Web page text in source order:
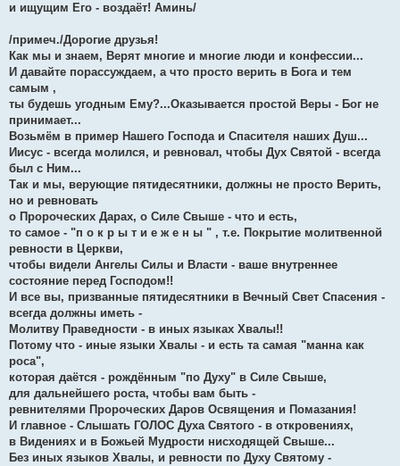
и ищущим Его - воздаёт! Аминь/
/примеч./Дорогие друзья!
Как мы и знаем, Верят многие и многие люди и конфессии...
И давайте порассуждаем, а что просто верить в Бога и тем
самым ,
ты будешь угодным Ему?...Оказывается простой Веры - Бог не
принимает...
Возьмём в пример Нашего Господа и Спасителя наших Душ...
Иисус - всегда молился, и ревновал, чтобы Дух Святой - всегда
был с Ним...
Так и мы, верующие пятидесятники, должны не просто Верить,
но и ревновать
о Пророческих Дарах, о Силе Свыше - что и есть,
то самое - "п о к р ы т и е ж е н ы " , т.е. Покрытие молитвенной
ревности в Церкви,
чтобы видели Ангелы Силы и Власти - ваше внутреннее
состояние перед Господом!!
И все вы, призванные пятидесятники в Вечный Свет Спасения -
всегда должны иметь -
Молитву Праведности - в иных языках Хвалы!!
Потому что - иные языки Хвалы - и есть та самая "манна как
роса",
которая даётся - рождённым "по Духу" в Силе Свыше,
для дальнейшего роста, чтобы вам быть -
ревнителями Пророческих Даров Освящения и Помазания!
И главное - Слышать ГОЛОС Духа Святого - в откровениях,
в Видениях и в Божьей Мудрости нисходящей Свыше...
Без иных языков Хвалы, и ревности по Духу Святому -